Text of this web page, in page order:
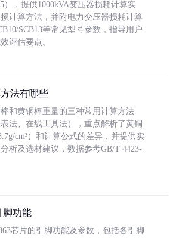
），提供1000kVA变压器损耗计算实
计算方法，并附电力变压器损耗计算
SCB13等常见型号参数，指导用户
评估要点。
法有哪些
和黄铜棒重量的三种常用计算方法
表法、在线工具法），重点解析了黄铜
cm³）和计算公式的差异，并提供实
析及选材建议，数据参考GB/T 4423-
脚功能
芯片的引脚功能及参数，包括各引脚